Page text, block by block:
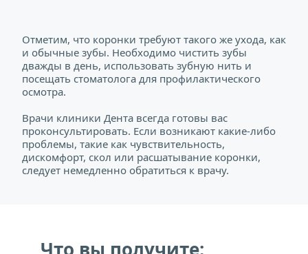
Отметим, что коронки требуют такого же ухода, как
и обычные зубы. Необходимо чистить зубы
дважды в день, использовать зубную нить и
посещать стоматолога для профилактического
осмотра.
Врачи клиники Дента всегда готовы вас
проконсультировать. Если возникают какие-либо
проблемы, такие как чувствительность,
дискомфорт, скол или расшатывание коронки,
следует немедленно обратиться к врачу.